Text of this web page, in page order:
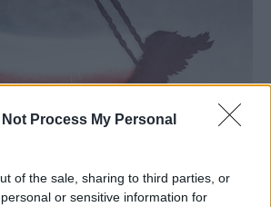
Not Process My Personal
of the sale, sharing to third parties, or
or sensitive information for